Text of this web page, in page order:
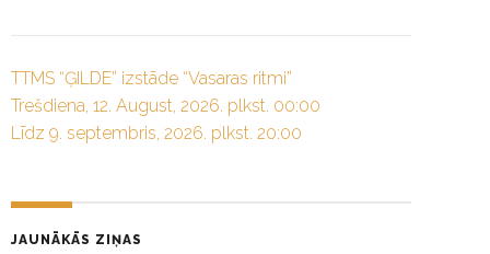
TTMS “ĢILDE” izstāde “Vasaras ritmi”
Trešdiena, 12. August, 2026. plkst. 00:00
Līdz 9. septembris, 2026. plkst. 20:00
JAUNĀKĀS ZIŅAS